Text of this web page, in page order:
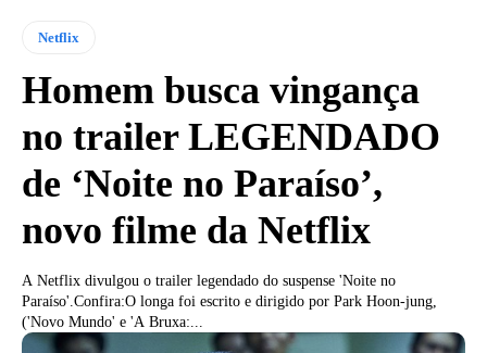
Netflix
Homem busca vingança
no trailer LEGENDADO
de ‘Noite no Paraíso’,
novo filme da Netflix
A Netflix divulgou o trailer legendado do suspense 'Noite no
Paraíso'.Confira:O longa foi escrito e dirigido por Park Hoon-jung,
('Novo Mundo' e 'A Bruxa:...